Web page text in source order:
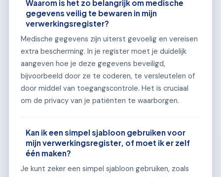
Waarom is het zo belangrijk om medische
gegevens veilig te bewaren in mijn
verwerkingsregister?
Medische gegevens zijn uiterst gevoelig en vereisen
extra bescherming. In je register moet je duidelijk
aangeven hoe je deze gegevens beveiligd,
bijvoorbeeld door ze te coderen, te versleutelen of
door middel van toegangscontrole. Het is cruciaal
om de privacy van je patiënten te waarborgen.
Kan ik een simpel sjabloon gebruiken voor
mijn verwerkingsregister, of moet ik er zelf
één maken?
Je kunt zeker een simpel sjabloon gebruiken, zoals